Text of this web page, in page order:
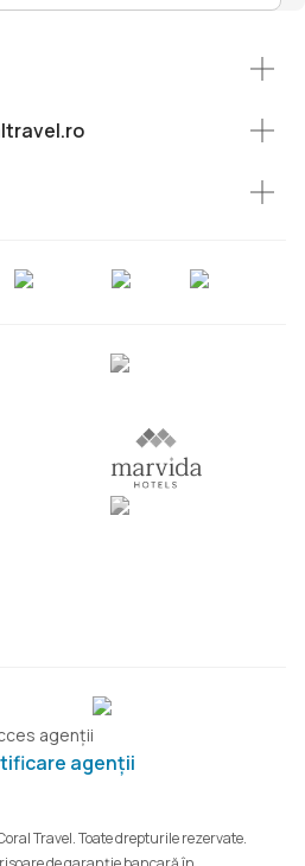
agenții
agenții
Travel. Toate drepturile rezervate.